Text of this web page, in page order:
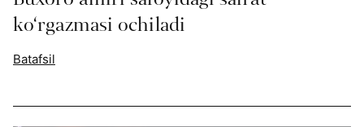
ko‘rgazmasi ochiladi
Batafsil